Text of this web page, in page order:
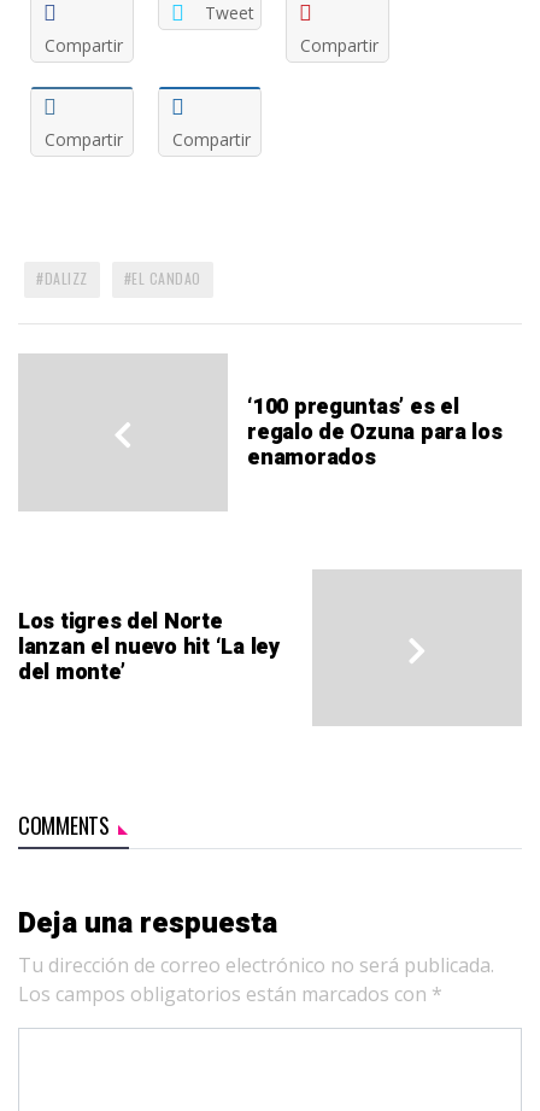
Compartir
Tweet
Compartir
Compartir Compartir
DALIZZ EL CANDAO
‘100 preguntas’ es el
regalo de Ozuna para los
enamorados
Los tigres del Norte
lanzan el nuevo hit ‘La ley
del monte’
COMMENTS
Deja una respuesta
Tu dirección de correo electrónico no será publicada.
Los campos obligatorios están marcados con *